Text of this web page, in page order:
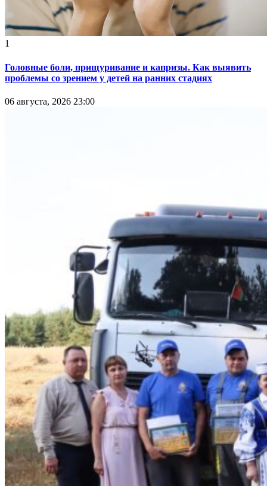
1
Головные боли, прищуривание и капризы. Как выявить
проблемы со зрением у детей на ранних стадиях
06 августа, 2026 23:00